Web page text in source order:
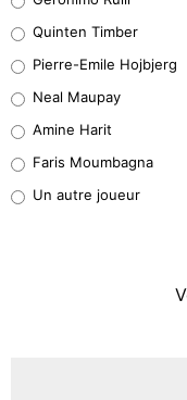
32%
4%
1%
9%
Quinten Timber
Pierre-Emile Hojbjerg
Neal Maupay
Amine Harit
Faris Moumbagna
Un autre joueur